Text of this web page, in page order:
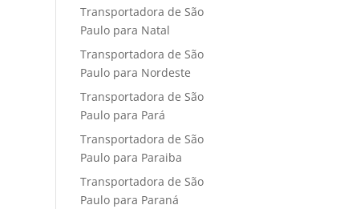
Transportadora de São
Paulo para Natal
Transportadora de São
Paulo para Nordeste
Transportadora de São
Paulo para Pará
Transportadora de São
Paulo para Paraiba
Transportadora de São
Paulo para Paraná